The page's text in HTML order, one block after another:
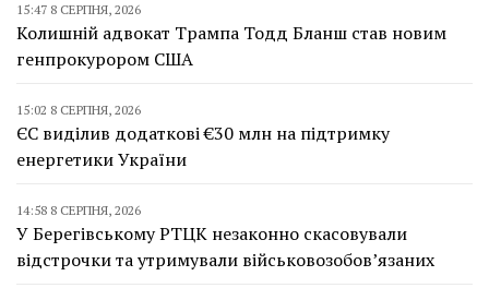
15:47 8 СЕРПНЯ, 2026
Колишній адвокат Трампа Тодд Бланш став новим
генпрокурором США
15:02 8 СЕРПНЯ, 2026
ЄС виділив додаткові €30 млн на підтримку
енергетики України
14:58 8 СЕРПНЯ, 2026
У Берегівському РТЦК незаконно скасовували
відстрочки та утримували військовозобов’язаних